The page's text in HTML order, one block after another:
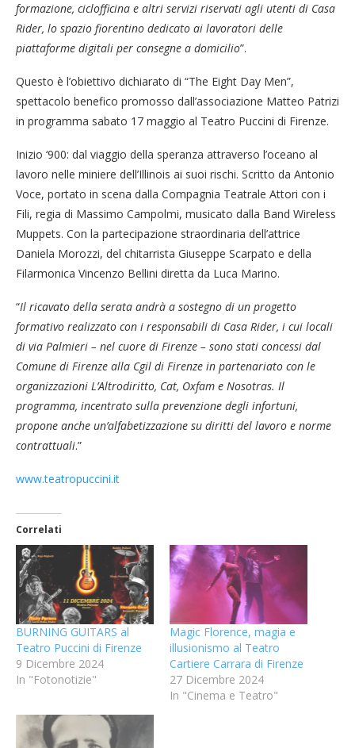
formazione, ciclofficina e altri servizi riservati agli utenti di Casa
Rider, lo spazio fiorentino dedicato ai lavoratori delle
piattaforme digitali per consegne a domicilio”.
Questo è l’obiettivo dichiarato di “The Eight Day Men”,
spettacolo benefico promosso dall’associazione Matteo Patrizi
in programma sabato 17 maggio al Teatro Puccini di Firenze.
Inizio ‘900: dal viaggio della speranza attraverso l’oceano al
lavoro nelle miniere dell’Illinois ai suoi rischi. Scritto da Antonio
Voce, portato in scena dalla Compagnia Teatrale Attori con i
Fili, regia di Massimo Campolmi, musicato dalla Band Wireless
Muppets. Con la partecipazione straordinaria dell’attrice
Daniela Morozzi, del chitarrista Giuseppe Scarpato e della
Filarmonica Vincenzo Bellini diretta da Luca Marino.
“Il ricavato della serata andrà a sostegno di un progetto
formativo realizzato con i responsabili di Casa Rider, i cui locali
di via Palmieri – nel cuore di Firenze – sono stati concessi dal
Comune di Firenze alla Cgil di Firenze in partenariato con le
organizzazioni L’Altrodiritto, Cat, Oxfam e Nosotras. Il
programma, incentrato sulla prevenzione degli infortuni,
propone anche un’alfabetizzazione su diritti del lavoro e norme
contrattuali.”
www.teatropuccini.it
Correlati
BURNING GUITARS al
Teatro Puccini di Firenze
9 Dicembre 2024
In "Fotonotizie"
Magic Florence, magia e
illusionismo al Teatro
Cartiere Carrara di Firenze
27 Dicembre 2024
In "Cinema e Teatro"